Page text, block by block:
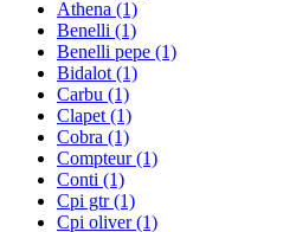
Athena (1)
Benelli (1)
Benelli pepe (1)
Bidalot (1)
Carbu (1)
Clapet (1)
Cobra (1)
Compteur(1)
Conti (1)
Cpi gtr(1)
Cpi oliver(1)